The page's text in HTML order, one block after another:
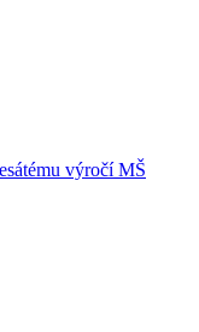
výročí MŠ